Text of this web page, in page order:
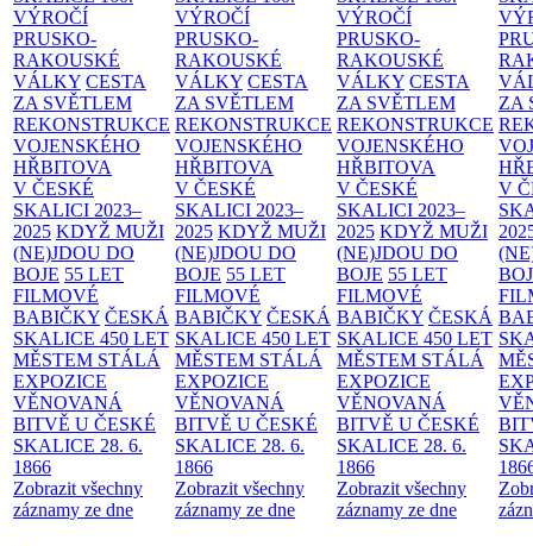
VÝROČÍ
PRUSKO-
RAKOUSKÉ
VÁLKY CESTA
ZA SVĚTLEM
REKONSTRUKCE
VOJENSKÉHO
HŘBITOVA
V ČESKÉ
SKALICI 2023–
2025 KDYŽ MUŽI
(NE)JDOU DO
BOJE 55 LET
FILMOVÉ
BABIČKY ČESKÁ
SKALICE 450 LET
MĚSTEM STÁLÁ
EXPOZICE
VĚNOVANÁ
BITVĚ U ČESKÉ
SKALICE 28. 6.
1866
Zobrazit všechny
záznamy ze dne
VÝROČÍ
PRUSKO-
RAKOUSKÉ
VÁLKY CESTA
ZA SVĚTLEM
REKONSTRUKCE
VOJENSKÉHO
HŘBITOVA
V ČESKÉ
SKALICI 2023–
2025 KDYŽ MUŽI
(NE)JDOU DO
BOJE 55 LET
FILMOVÉ
BABIČKY ČESKÁ
SKALICE 450 LET
MĚSTEM STÁLÁ
EXPOZICE
VĚNOVANÁ
BITVĚ U ČESKÉ
SKALICE 28. 6.
1866
Zobrazit všechny
záznamy ze dne
VÝROČÍ
PRUSKO-
RAKOUSKÉ
VÁLKY CESTA
ZA SVĚTLEM
REKONSTRUKCE
VOJENSKÉHO
HŘBITOVA
V ČESKÉ
SKALICI 2023–
2025 KDYŽ MUŽI
(NE)JDOU DO
BOJE 55 LET
FILMOVÉ
BABIČKY ČESKÁ
SKALICE 450 LET
MĚSTEM STÁLÁ
EXPOZICE
VĚNOVANÁ
BITVĚ U ČESKÉ
SKALICE 28. 6.
1866
Zobrazit všechny
záznamy ze dne
ZA
V